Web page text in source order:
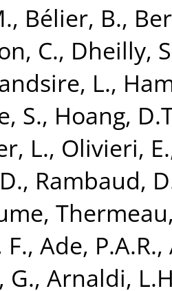
, Bélier, B.,
C., Dheilly,
L.,
S., Hoang,
L., Olivieri, E.
, Rambaud,
,
, Ade, P.A.R.,
G., Arnaldi,